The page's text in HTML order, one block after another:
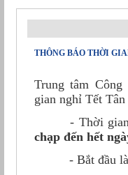
THÔNG BÁO THỜI
Trung tâm
gian nghỉ Tết
- Thời gian
chạp đến hết
- Bắt đầu